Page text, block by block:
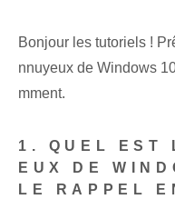
Bonjour les tutoriels !
nnuyeux de Windows
mment.
1. QUEL EST
EUX DE
LE RAPPEL